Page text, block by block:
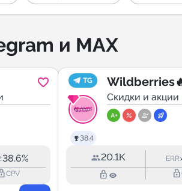
и MAX
38.6%
CPV
TG
38.4
Скидки и акции
20.1K ERR:
lock_outline lock_outline